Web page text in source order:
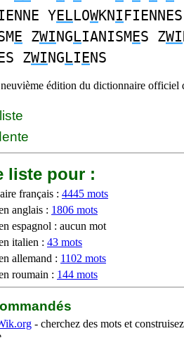
YELLOWKNI
E ZWINGLIANISMES ZWI
ZWINGLIENS
édition du dictionnaire officiel
liste pour :
français : 4445 mots
anglais : 1806 mots
espagnol : aucun mot
italien : 43 mots
allemand : 1102 mots
roumain : 144 mots
- cherchez des mots et